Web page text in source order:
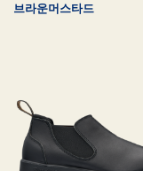
브라운머스타드